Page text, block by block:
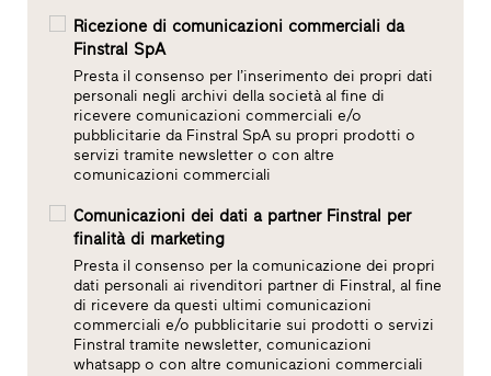
Ricezione di comunicazioni commerciali da
Finstral SpA
Presta il consenso per l’inserimento dei propri dati
personali negli archivi della società al fine di
ricevere comunicazioni commerciali e/o
pubblicitarie da Finstral SpA su propri prodotti o
servizi tramite newsletter o con altre
comunicazioni commerciali
Comunicazioni dei dati a partner Finstral per
finalità di marketing
Presta il consenso per la comunicazione dei propri
dati personali ai rivenditori partner di Finstral, al fine
di ricevere da questi ultimi comunicazioni
commerciali e/o pubblicitarie sui prodotti o servizi
Finstral tramite newsletter, comunicazioni
whatsapp o con altre comunicazioni commerciali